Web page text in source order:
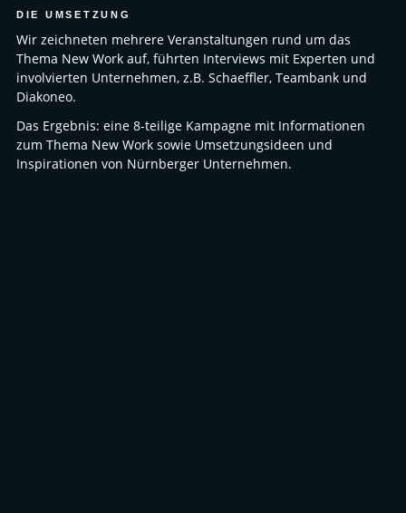
DIE UMSETZUNG
Wir zeichneten mehrere Veranstaltungen rund um das
Thema New Work auf, führten Interviews mit Experten und
involvierten Unternehmen, z.B. Schaeffler, Teambank und
Diakoneo.
Das Ergebnis: eine 8-teilige Kampagne mit Informationen
zum Thema New Work sowie Umsetzungsideen und
Inspirationen von Nürnberger Unternehmen.